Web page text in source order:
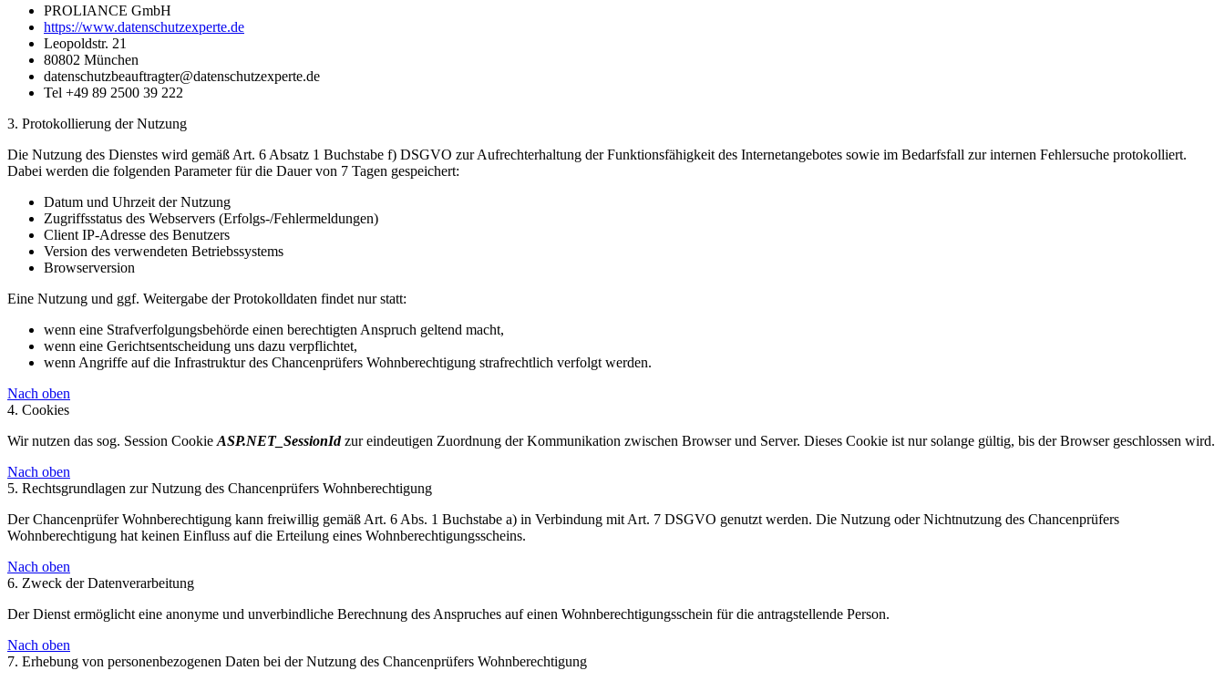
PROLIANCE GmbH
https://www.datenschutzexperte.de
Leopoldstr. 21
80802 München
datenschutzbeauftragter@datenschutzexperte.de
Tel +49 89 2500 39 222
3. Protokollierung der Nutzung
Die Nutzung des Dienstes wird gemäß Art. 6 Absatz 1 Buchstabe f) DSGVO zur Aufrechterhaltung der Funktionsfähigkeit des Internetangebotes sowie im Bedarfsfall zur internen Fehlersuche protokolliert.
Dabei werden die folgenden Parameter für die Dauer von 7 Tagen gespeichert:
Datum und Uhrzeit der Nutzung
Zugriffsstatus des Webservers (Erfolgs-/Fehlermeldungen)
Client IP-Adresse des Benutzers
Version des verwendeten Betriebssystems
Browserversion
Eine Nutzung und ggf. Weitergabe der Protokolldaten findet nur statt:
wenn eine Strafverfolgungsbehörde einen berechtigten Anspruch geltend macht,
wenn eine Gerichtsentscheidung uns dazu verpflichtet,
wenn Angriffe auf die Infrastruktur des Chancenprüfers Wohnberechtigung strafrechtlich verfolgt werden.
Nach oben
4. Cookies
Wir nutzen das sog. Session Cookie ASP.NET_SessionIdzur eindeutigen Zuordnung der Kommunikation zwischen Browser und Server. Dieses Cookie ist nur solange gültig, bis der Browser geschlossen wird.
Nach oben
5. Rechtsgrundlagen zur Nutzung des Chancenprüfers Wohnberechtigung
Der Chancenprüfer Wohnberechtigung kann freiwillig gemäß Art. 6 Abs. 1 Buchstabe a) in Verbindung mit Art. 7 DSGVO genutzt werden. Die Nutzung oder Nichtnutzung des Chancenprüfers
Wohnberechtigung hat keinen Einfluss auf die Erteilung eines Wohnberechtigungsscheins.
Nach oben
6. Zweck der Datenverarbeitung
Der Dienst ermöglicht eine anonyme und unverbindliche Berechnung des Anspruches auf einen Wohnberechtigungsschein für die antragstellende Person.
Nach oben
7. Erhebung von personenbezogenen Daten bei der Nutzung des Chancenprüfers Wohnberechtigung